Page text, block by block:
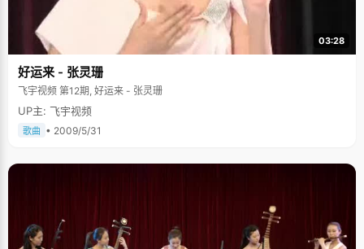
03:28
好运来 - 张灵珊
飞宇视频 第12期, 好运来 - 张灵珊
UP主: 飞宇视频
歌曲 • 2009/5/31